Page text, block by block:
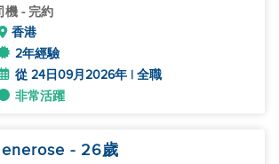
機 - 完約
香港
2年經驗
從 24日09月2026年 | 全職
非常活躍
- 26歲